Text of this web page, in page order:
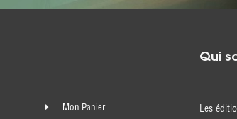
Mon Panier
Qui
Les